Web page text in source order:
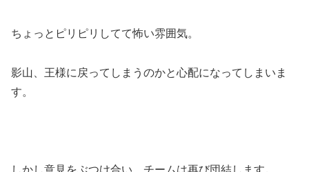
ちょっとピリピリしてて怖い雰囲気。
影山、王様に戻ってしまうのかと心配になってしまいま
す。